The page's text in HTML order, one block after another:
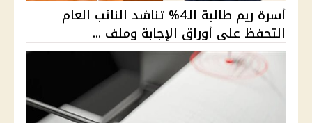
أسرة ريم طالبة الـ4% تناشد النائب العام
التحفظ على أوراق الإجابة وملف ...